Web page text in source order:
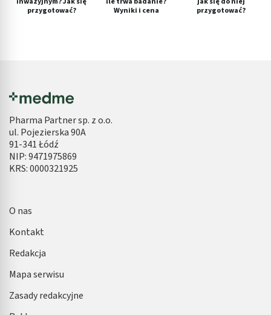
przygotować?
Wyniki i cena
przygotować?
Pharma Partner sp. z o.o.
ul. Pojezierska 90A
91-341 Łódź
NIP: 9471975869
KRS: 0000321925
O nas
Kontakt
Redakcja
Mapa serwisu
Zasady redakcyjne